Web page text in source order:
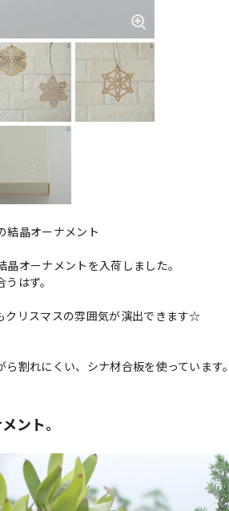
結晶オーナメント
オーナメントを入荷しました。
はず。
クリスマスの雰囲気が演出できます☆
割れにくい、シナ材合板を使っています。
ント。